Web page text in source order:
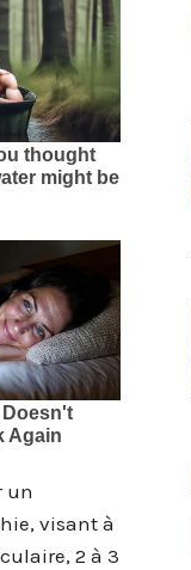
un
visant à
2 à 3